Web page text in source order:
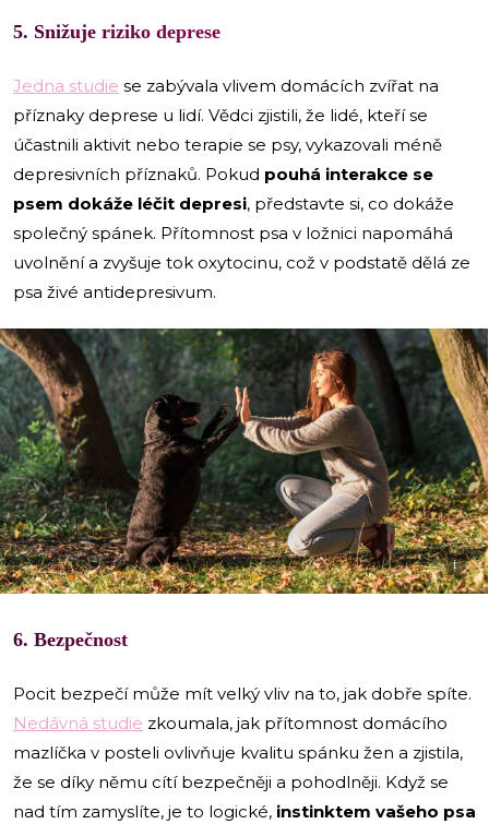
5. Snižuje riziko deprese
Jedna studie se zabývala vlivem domácích zvířat na
příznaky deprese u lidí. Vědci zjistili, že lidé, kteří se
účastnili aktivit nebo terapie se psy, vykazovali méně
depresivních příznaků. Pokud pouhá interakce se
psem dokáže léčit depresi, představte si, co dokáže
společný spánek. Přítomnost psa v ložnici napomáhá
uvolnění a zvyšuje tok oxytocinu, což v podstatě dělá ze
psa živé antidepresivum.
i
6. Bezpečnost
Pocit bezpečí může mít velký vliv na to, jak dobře spíte.
Nedávná studie zkoumala, jak přítomnost domácího
mazlíčka v posteli ovlivňuje kvalitu spánku žen a zjistila,
že se díky němu cítí bezpečněji a pohodlněji. Když se
nad tím zamyslíte, je to logické, instinktem vašeho psa